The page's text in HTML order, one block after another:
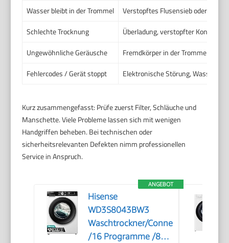
Wasser bleibt in der Trommel
Verstopftes Flusensieb oder
Schlechte Trocknung
Überladung, verstopfter
Ungewöhnliche Geräusche
Fremdkörper in der Trommel oder
Fehlercodes / Gerät stoppt
Elektronische Störung,
Kurz zusammengefasst: Prüfe zuerst Filter, Schläuche und
Manschette. Viele Probleme lassen sich mit wenigen
Handgriffen beheben. Bei technischen oder
sicherheitsrelevanten Defekten nimm professionellen
Service in Anspruch.
ANGEBOT
Hisense
WD3S8043BW3
Waschtrockner/ConnectLife
/16 Programme /8